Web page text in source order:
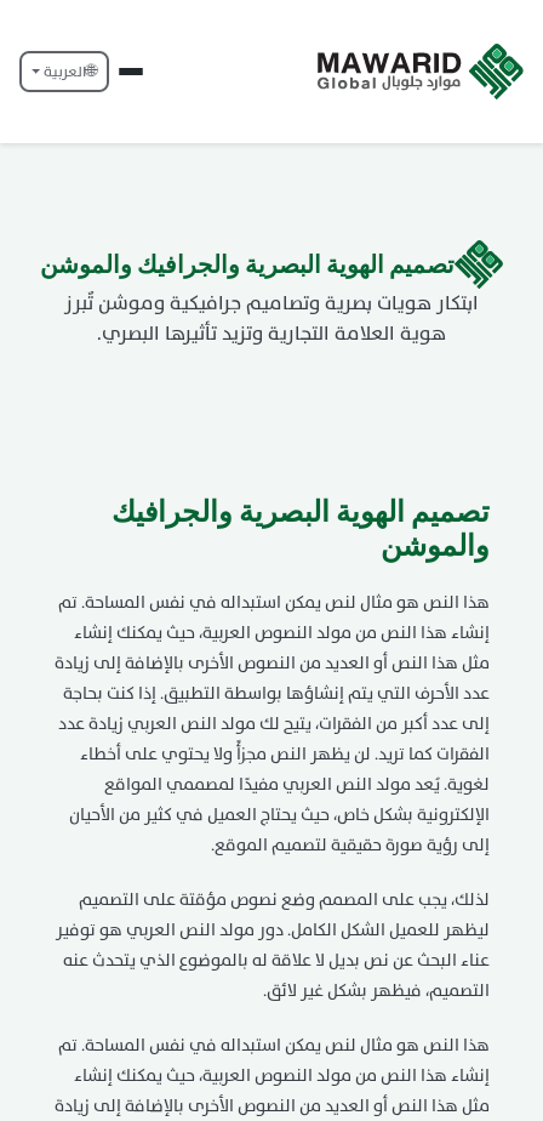
🌐العربية
تصميم الهوية البصرية والجرافيك والموشن
ابتكار هويات بصرية وتصاميم جرافيكية وموشن تٌبرز
هوية العلامة التجارية وتزيد تأثيرها البصري.
تصميم الهوية البصرية والجرافيك
والموشن
هذا النص هو مثال لنص يمكن استبداله في نفس المساحة. تم
إنشاء هذا النص من مولد النصوص العربية، حيث يمكنك إنشاء
مثل هذا النص أو العديد من النصوص الأخرى بالإضافة إلى زيادة
عدد الأحرف التي يتم إنشاؤها بواسطة التطبيق. إذا كنت بحاجة
إلى عدد أكبر من الفقرات، يتيح لك مولد النص العربي زيادة عدد
الفقرات كما تريد. لن يظهر النص مجزأً ولا يحتوي على أخطاء
لغوية. يُعد مولد النص العربي مفيدًا لمصممي المواقع
الإلكترونية بشكل خاص، حيث يحتاج العميل في كثير من الأحيان
إلى رؤية صورة حقيقية لتصميم الموقع.
لذلك، يجب على المصمم وضع نصوص مؤقتة على التصميم
ليظهر للعميل الشكل الكامل. دور مولد النص العربي هو توفير
عناء البحث عن نص بديل لا علاقة له بالموضوع الذي يتحدث عنه
التصميم، فيظهر بشكل غير لائق.
هذا النص هو مثال لنص يمكن استبداله في نفس المساحة. تم
إنشاء هذا النص من مولد النصوص العربية، حيث يمكنك إنشاء
مثل هذا النص أو العديد من النصوص الأخرى بالإضافة إلى زيادة